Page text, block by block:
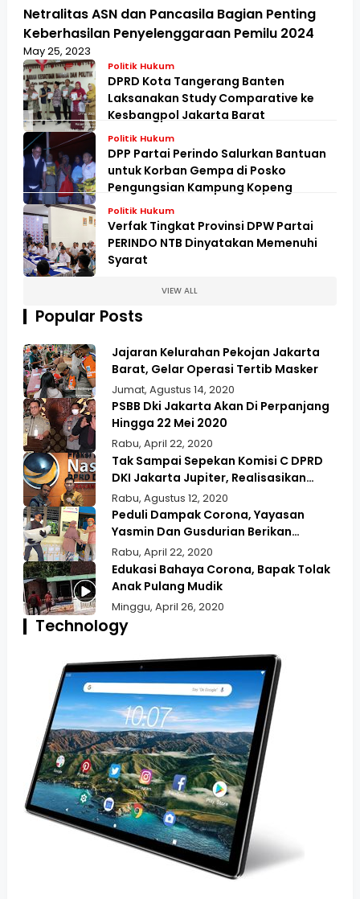
Netralitas ASN dan Pancasila Bagian Penting
Keberhasilan Penyelenggaraan Pemilu 2024
May 25, 2023
Politik Hukum
DPRD Kota Tangerang Banten
Laksanakan Study Comparative ke
Kesbangpol Jakarta Barat
Politik Hukum
DPP Partai Perindo Salurkan Bantuan
untuk Korban Gempa di Posko
Pengungsian Kampung Kopeng
Politik Hukum
Verfak Tingkat Provinsi DPW Partai
PERINDO NTB Dinyatakan Memenuhi
Syarat
VIEW ALL
Popular Posts
Jajaran Kelurahan Pekojan Jakarta
Barat, Gelar Operasi Tertib Masker
Jumat, Agustus 14, 2020
PSBB Dki Jakarta Akan Di Perpanjang
Hingga 22 Mei 2020
Rabu, April 22, 2020
Tak Sampai Sepekan Komisi C DPRD
DKI Jakarta Jupiter, Realisasikan
Aspirasi Masyarakat Duri Kepa Kebun
Jeruk
Rabu, Agustus 12, 2020
Peduli Dampak Corona, Yayasan
Yasmin Dan Gusdurian Berikan
Bansos Untuk Wilayah Pekojan
Rabu, April 22, 2020
Edukasi Bahaya Corona, Bapak Tolak
Anak Pulang Mudik
Minggu, April 26, 2020
Technology